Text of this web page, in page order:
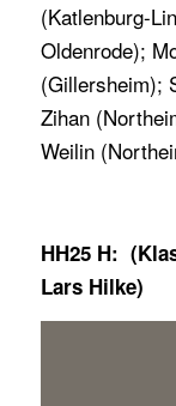
(Katlenburg-
Oldenrode);
(Gillersheim);
Zihan
Weilin
HH25 H:
Lars Hilke)